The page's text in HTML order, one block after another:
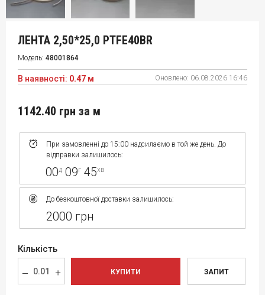
ЛЕНТА 2,50*25,0 PTFE40BR
Модель: 48001864
В наявності: 0.47 м Оновлено: 06.08.2026 16:46
При замовленні до 15:00 надсилаємо в той же день. До
відправки залишилось:
00д 09г 45хв
До безкоштовної доставки залишилось:
2000 грн
1142.40 грн за м
Кількість
КУПИТИ ЗАПИТ